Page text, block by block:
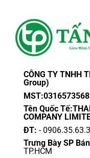
CÔNG TY TNHH
Group)
MST:0316573568
Tên Quốc
COMPANY
ĐT: -
Trưng Bày SP
TP.HCM